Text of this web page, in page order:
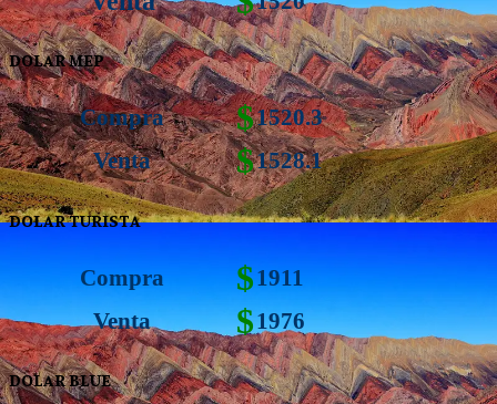
DOLAR MEP
Compra $1520.3
Venta
$1528.1
DOLAR TURISTA
Compra $1911
Venta
$1976
DOLAR BLUE